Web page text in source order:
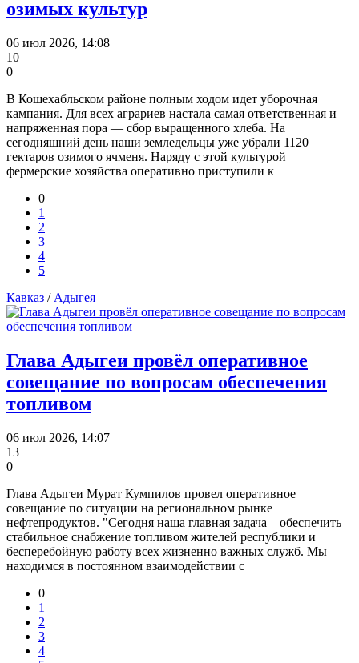
озимых культур
06 июл 2026, 14:08
10
0
В Кошехабльском районе полным ходом идет уборочная
кампания. Для всех аграриев настала самая ответственная и
напряженная пора — сбор выращенного хлеба. На
сегодняшний день наши земледельцы уже убрали 1120
гектаров озимого ячменя. Наряду с этой культурой
фермерские хозяйства оперативно приступили к
0
1
2
3
4
5
Кавказ / Адыгея
Глава Адыгеи провёл оперативное
совещание по вопросам обеспечения
топливом
06 июл 2026, 14:07
13
0
Глава Адыгеи Мурат Кумпилов провел оперативное
совещание по ситуации на региональном рынке
нефтепродуктов. "Сегодня наша главная задача – обеспечить
стабильное снабжение топливом жителей республики и
бесперебойную работу всех жизненно важных служб. Мы
находимся в постоянном взаимодействии с
0
1
2
3
4